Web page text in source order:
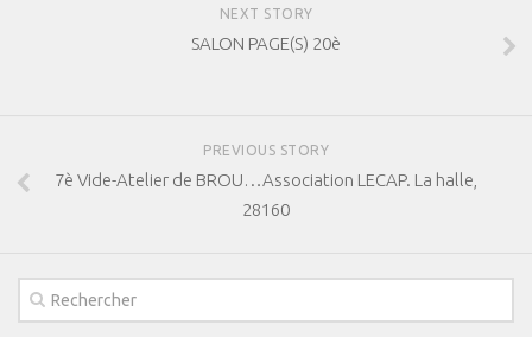
NEXT STORY
SALON PAGE(S) 20è
PREVIOUS STORY
7è Vide-Atelier de BROU…Association LECAP. La halle,
28160